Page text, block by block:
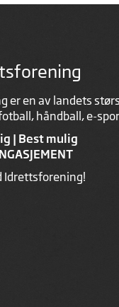
er en av landets
håndball, e-
| Best mulig
Idrettsforening!